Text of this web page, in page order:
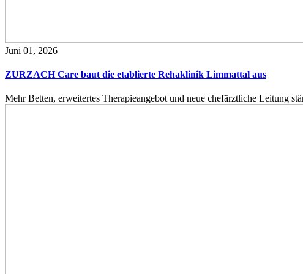
Juni 01, 2026
ZURZACH Care baut die etablierte Rehaklinik Limmattal aus
Mehr Betten, erweitertes Therapieangebot und neue chefärztliche Leitung